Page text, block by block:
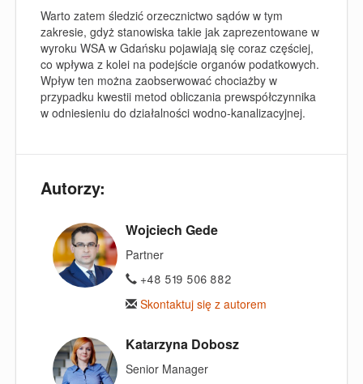
Warto zatem śledzić orzecznictwo sądów w tym
zakresie, gdyż stanowiska takie jak zaprezentowane w
wyroku WSA w Gdańsku pojawiają się coraz częściej,
co wpływa z kolei na podejście organów podatkowych.
Wpływ ten można zaobserwować chociażby w
przypadku kwestii metod obliczania prewspółczynnika
w odniesieniu do działalności wodno-kanalizacyjnej.
Autorzy:
Wojciech Gede
Partner
+48 519 506 882
Skontaktuj się z autorem
Katarzyna Dobosz
Senior Manager